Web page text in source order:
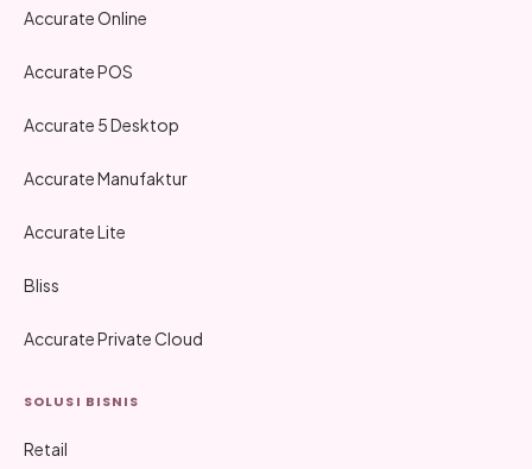
Accurate Online
Accurate POS
Accurate 5 Desktop
Accurate Manufaktur
Accurate Lite
Bliss
Accurate Private Cloud
SOLUSI BISNIS
Retail